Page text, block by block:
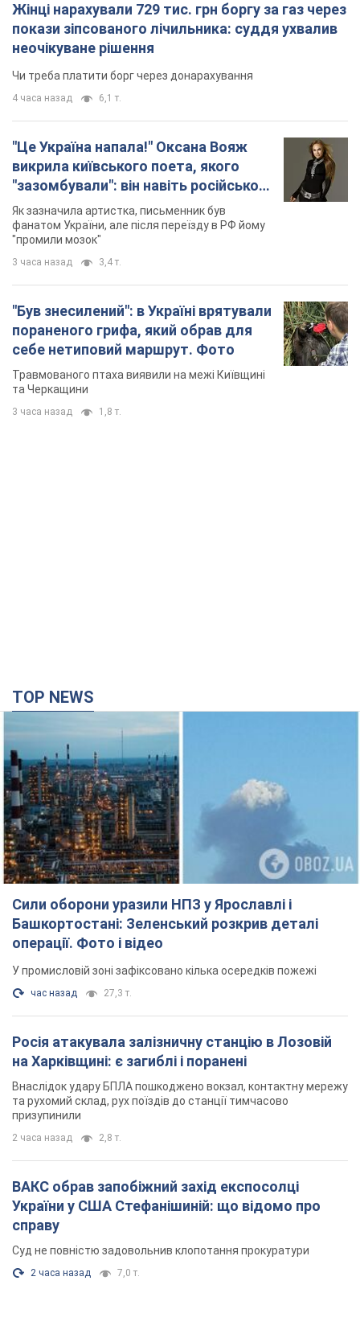
Жінці нарахували 729 тис. грн боргу за газ через
покази зіпсованого лічильника: суддя ухвалив
неочікуване рішення
Чи треба платити борг через донарахування
4 часа назад 6,1 т.
"Це Україна напала!" Оксана Вояж
викрила київського поета, якого
"зазомбували": він навіть російської
не знав, а тепер хоче геноциду
українців
Як зазначила артистка, письменник був
фанатом України, але після переїзду в РФ йому
"промили мозок"
3 часа назад 3,4 т.
"Був знесилений": в Україні врятували
пораненого грифа, який обрав для
себе нетиповий маршрут. Фото
Травмованого птаха виявили на межі Київщині
та Черкащини
3 часа назад 1,8 т.
TOP NEWS
Сили оборони уразили НПЗ у Ярославлі і
Башкортостані: Зеленський розкрив деталі
операції. Фото і відео
У промисловій зоні зафіксовано кілька осередків пожежі
час назад 27,3 т.
Росія атакувала залізничну станцію в Лозовій
на Харківщині: є загиблі і поранені
Внаслідок удару БПЛА пошкоджено вокзал, контактну мережу
та рухомий склад, рух поїздів до станції тимчасово
призупинили
2 часа назад 2,8 т.
ВАКС обрав запобіжний захід експосолці
України у США Стефанішиній: що відомо про
справу
Суд не повністю задовольнив клопотання прокуратури
2 часа назад 7,0 т.